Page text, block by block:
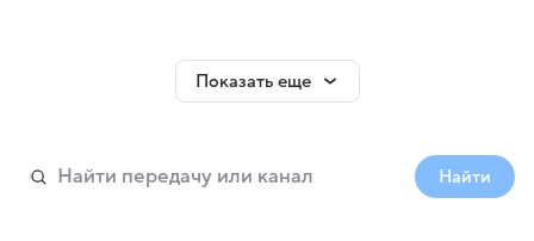
Показать еще
Найти